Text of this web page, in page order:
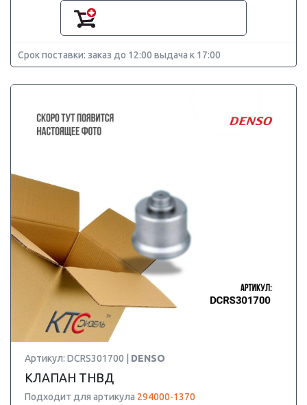
Срок поставки: заказ до 12:00 выдача к 17:00
Артикул: DCRS301700 | DENSO
КЛАПАН ТНВД
Подходит для артикула 294000-1370